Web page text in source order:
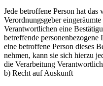
Jede betroffene Person hat
Verordnungsgeber
Verantwortlichen eine
betreffende
eine betroffene Person dieses
nehmen, kann sie sich hierzu
die Verarbeitung
b) Recht auf Auskunft